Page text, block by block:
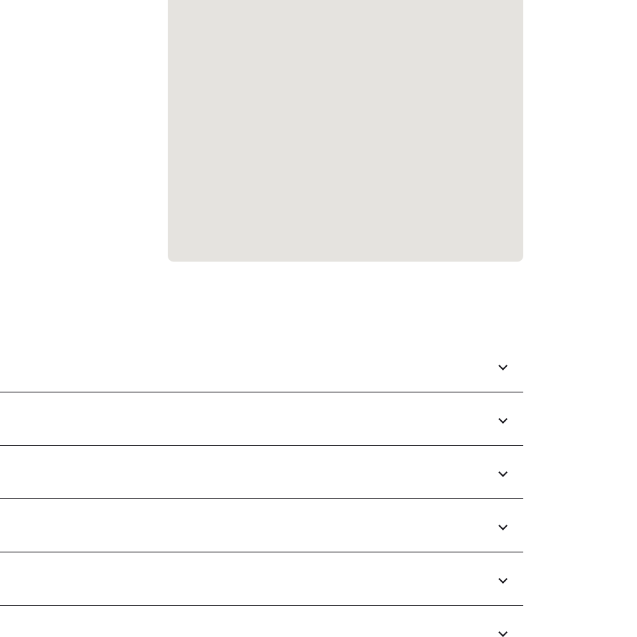
Salzburg Wien
Tartu maakond